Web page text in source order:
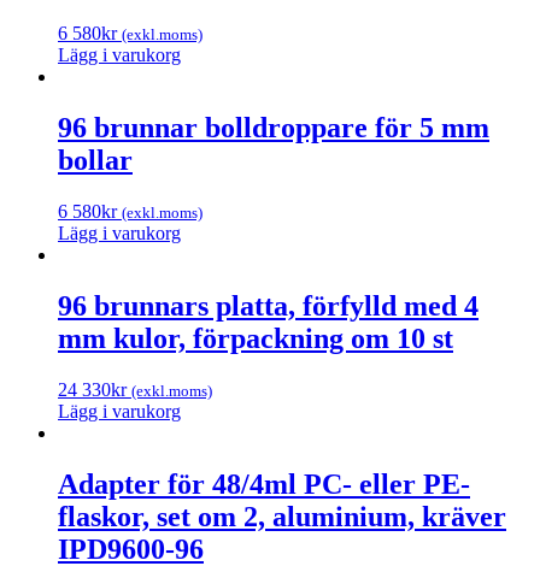
6 580kr (exkl.moms)
Lägg i varukorg
96 brunnar bolldroppare för 5 mm
bollar
6 580kr (exkl.moms)
Lägg i varukorg
96 brunnars platta, förfylld med 4
mm kulor, förpackning om 10 st
24 330kr (exkl.moms)
Lägg i varukorg
Adapter för 48/4ml PC- eller PE-
flaskor, set om 2, aluminium, kräver
IPD9600-96